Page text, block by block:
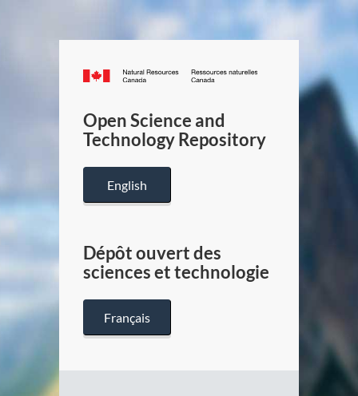
Canada.ca
/
Canada
Open Science and
Technology Repository
English
Dépôt ouvert des
sciences et technologie
Français